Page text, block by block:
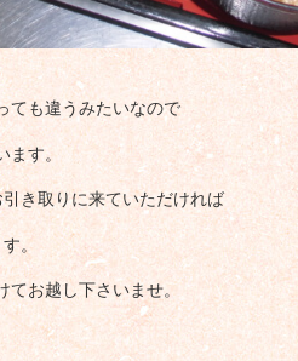
ても違うみたいなので
す。
き取りに来ていただければ
。
てお越し下さいませ。